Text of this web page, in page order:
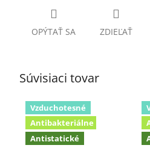
OPÝTAŤ SA ZDIEĽAŤ
Súvisiaci tovar
Vzduchotesné
Antibakteriálne
Antistatické